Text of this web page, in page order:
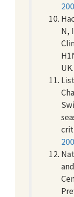
N,
UK.